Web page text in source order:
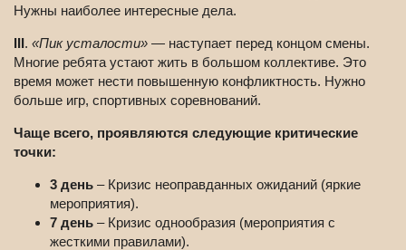
Нужны наиболее интересные дела.
III. «Пик усталости» — наступает перед концом смены.
Многие ребята устают жить в большом коллективе. Это
время может нести повышенную конфликтность. Нужно
больше игр, спортивных соревнований.
Чаще всего, проявляются следующие критические
точки:
3 день – Кризис неоправданных ожиданий (яркие
мероприятия).
7 день – Кризис однообразия (мероприятия с
жесткими правилами).